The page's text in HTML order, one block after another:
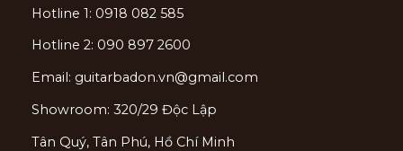
Hotline 1: 0918 082 585
Hotline 2: 090 897 2600
Email: guitarbadon.vn@gmail.com
Showroom: 320/29 Độc Lập
Tân Quý, Tân Phú, Hồ Chí Minh